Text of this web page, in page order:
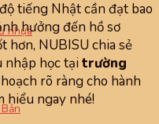
nhựa
tiếng Nhật cần đạt bao
hưởng đến hồ sơ
hơn, NUBISU chia sẻ
nhập học tạitrường
rõ ràng cho hành
hiểu ngay nhé!